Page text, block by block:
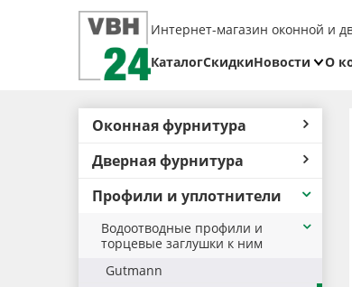
Интернет-магазин оконной и
КаталогСкидкиНовости
О
Оконная фурнитура
Дверная фурнитура
Профили и уплотнители
Водоотводные профили и
торцевые заглушки к ним
Gutmann